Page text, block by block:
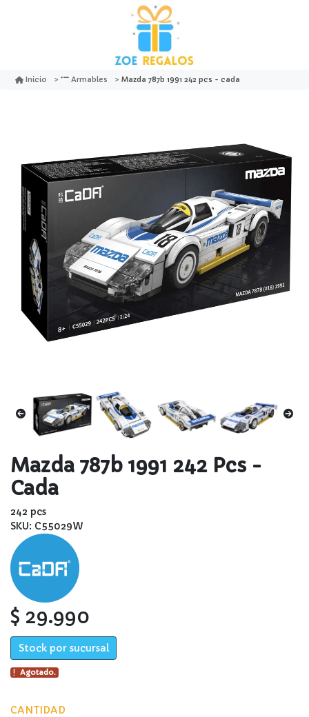
Inicio Armables Mazda 787b 1991 242 pcs - cada
Mazda 787b 1991 242 Pcs -
Cada
242 pcs
SKU: C55029W
$ 29.990
Stock por sucursal
Agotado.
CANTIDAD